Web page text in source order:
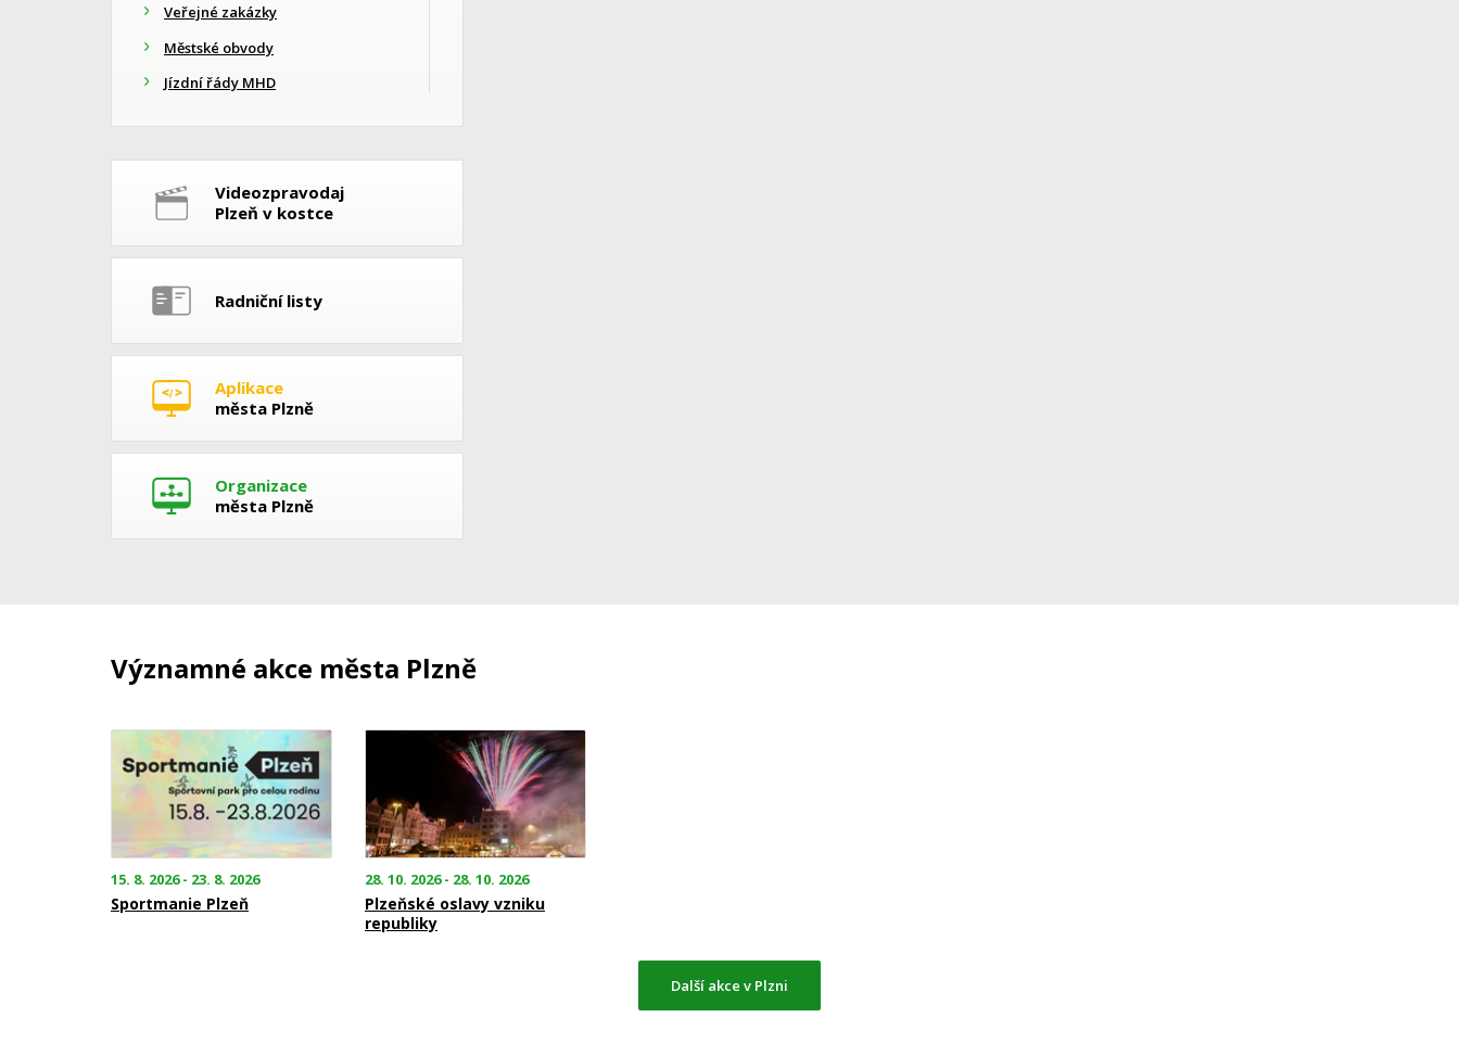
Veřejné zakázky
Městské obvody
Jízdní řády MHD
Videozpravodaj
Plzeň v kostce
Radniční listy
Aplikace
města Plzně
Organizace
města Plzně
Významné akce města Plzně
15. 8. 2026 - 23. 8. 2026
Sportmanie Plzeň
28. 10. 2026 - 28. 10. 2026
Plzeňské oslavy vzniku
republiky
Další akce v Plzni